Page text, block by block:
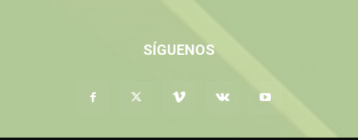
SÍGUENOS